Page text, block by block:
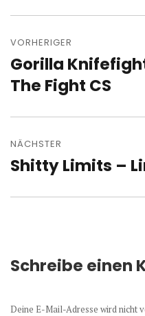
VORHERIGER
Vorheriger
Beitrag:
Gorilla
The Fight CS
NÄCHSTER
Nächster
Shitty Limits –
Schreibe einen
Deine E-Mail-Adresse wird nicht